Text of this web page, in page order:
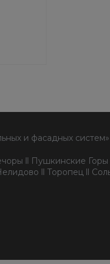
и фасадных систем»
ll Пушкинские
ll Торопец ll